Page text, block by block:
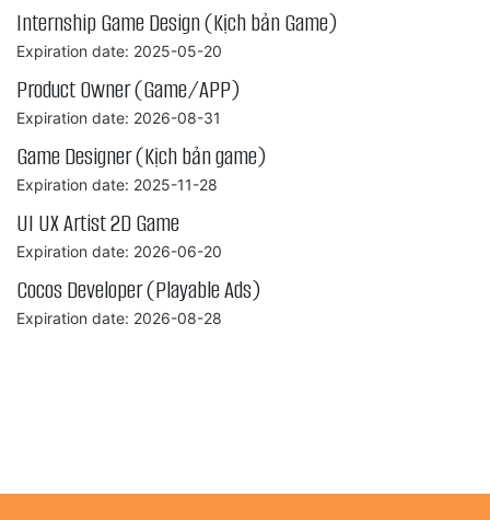
Internship Game Design (Kịch bản Game)
Expiration date: 2025-05-20
Product Owner (Game/APP)
Expiration date: 2026-08-31
Game Designer (Kịch bản game)
Expiration date: 2025-11-28
UI UX Artist 2D Game
Expiration date: 2026-06-20
Cocos Developer (Playable Ads)
Expiration date: 2026-08-28